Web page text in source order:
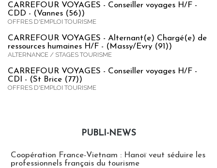
CARREFOUR VOYAGES - Conseiller voyages H/F -
CDD - (Vannes (56))
OFFRES D'EMPLOI TOURISME
CARREFOUR VOYAGES - Alternant(e) Chargé(e) de
ressources humaines H/F - (Massy/Evry (91))
ALTERNANCE / STAGES TOURISME
CARREFOUR VOYAGES - Conseiller voyages H/F -
CDI - (St Brice (77))
OFFRES D'EMPLOI TOURISME
PUBLI-NEWS
Coopération France-Vietnam : Hanoï veut séduire les
professionnels français du tourisme